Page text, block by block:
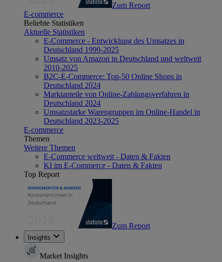
Zum Report
E-commerce
Beliebte Statistiken
Aktuelle Statistiken
E-Commerce - Entwicklung des Umsatzes in
Deutschland 1999-2025
Umsatz von Amazon in Deutschland und weltweit
2010-2025
B2C-E-Commerce: Top-50 Online Shops in
Deutschland 2024
Marktanteile von Online-Zahlungsverfahren in
Deutschland 2024
Umsatzstarke Warengruppen im Online-Handel in
Deutschland 2023-2025
E-commerce
Themen
Weitere Themen
E-Commerce weltweit - Daten & Fakten
KI im E-Commerce - Daten & Fakten
Top Report
Zum Report
Insights
Market Insights